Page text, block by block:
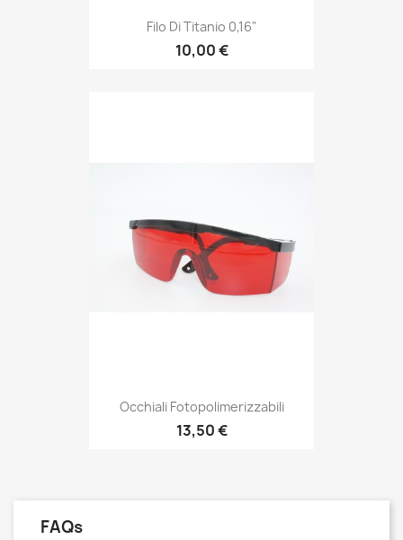
Filo Di Titanio 0,16"
10,00 €
Occhiali Fotopolimerizzabili
13,50 €
FAQs